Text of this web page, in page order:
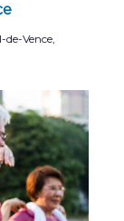
de-Vence,